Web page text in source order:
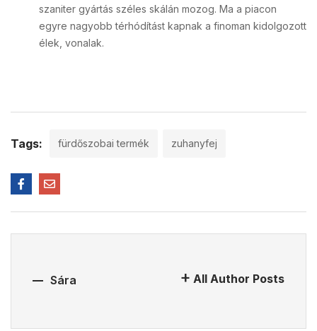
szaniter gyártás széles skálán mozog. Ma a piacon
egyre nagyobb térhódítást kapnak a finoman kidolgozott
élek, vonalak.
Tags: fürdőszobai termék zuhanyfej
Sára All Author Posts